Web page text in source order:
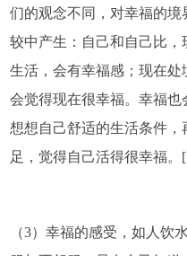
们的观念不同，对幸福的
较中产生：自己和自己比
生活，会有幸福感；现在
会觉得现在很幸福。幸福
想想自己舒适的生活条件
足，觉得自己活得很幸福。
（3）幸福的感受，如人饮